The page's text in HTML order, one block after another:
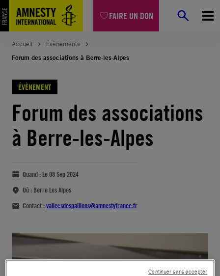
FAIRE UN DON
Accueil
Évènements
Forum des associations à Berre-les-Alpes
ÉVÈNEMENT
Forum des associations
à Berre-les-Alpes
Quand : Le 08 Sep 2024
Où : Berre Les Alpes
Contact :valleesdespaillons@amnestyfrance.fr
Continuer sans accepter